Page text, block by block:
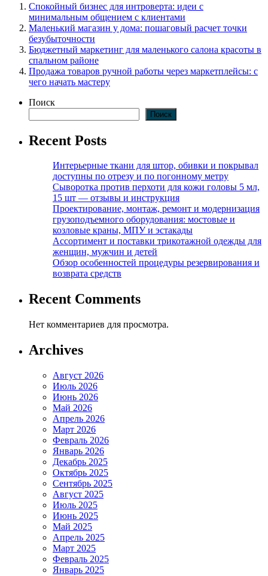
Спокойный бизнес для интроверта: идеи с
минимальным общением с клиентами
Маленький магазин у дома: пошаговый расчет точки
безубыточности
Бюджетный маркетинг для маленького салона красоты в
спальном районе
Продажа товаров ручной работы через маркетплейсы: с
чего начать мастеру
Поиск
Поиск
Recent Posts
Интерьерные ткани для штор, обивки и покрывал
доступны по отрезу и по погонному метру
Сыворотка против перхоти для кожи головы 5 мл,
15 шт — отзывы и инструкция
Проектирование, монтаж, ремонт и модернизация
грузоподъемного оборудования: мостовые и
козловые краны, МПУ и эстакады
Ассортимент и поставки трикотажной одежды для
женщин, мужчин и детей
Обзор особенностей процедуры резервирования и
возврата средств
Recent Comments
Нет комментариев для просмотра.
Archives
Август 2026
Июль 2026
Июнь 2026
Май 2026
Апрель 2026
Март 2026
Февраль 2026
Январь 2026
Декабрь 2025
Октябрь 2025
Сентябрь 2025
Август 2025
Июль 2025
Июнь 2025
Май 2025
Апрель 2025
Март 2025
Февраль 2025
Январь 2025